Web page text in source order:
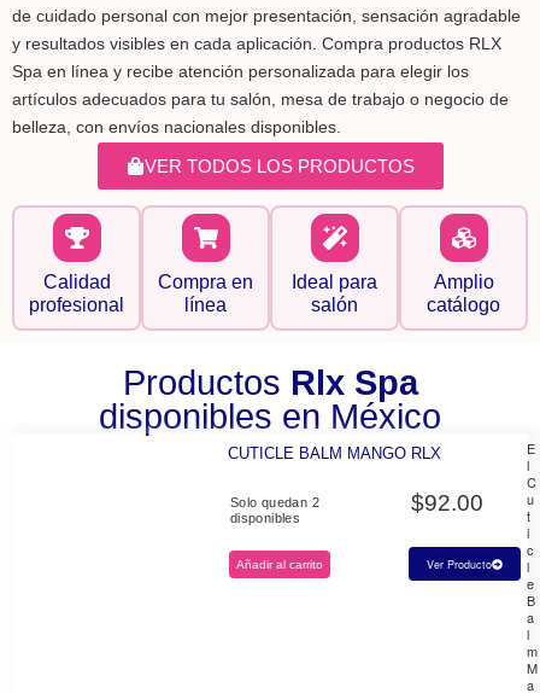
de cuidado personal con mejor presentación, sensación agradable
y resultados visibles en cada aplicación. Compra productos RLX
Spa en línea y recibe atención personalizada para elegir los
artículos adecuados para tu salón, mesa de trabajo o negocio de
belleza, con envíos nacionales disponibles.
VER TODOS LOS PRODUCTOS
Calidad
profesional
Compra en
línea
Ideal para
salón
Amplio
catálogo
Productos Rlx Spa
disponibles en México
CUTICLE BALM MANGO RLX
Solo quedan 2
disponibles
$92.00
Añadir al carrito Ver Producto
E
l
C
u
t
i
c
l
e
B
a
l
m
M
a